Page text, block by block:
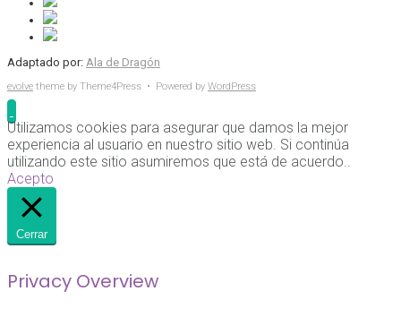
Adaptado por: Ala de Dragón
evolve theme by Theme4Press • Powered by WordPress
Utilizamos cookies para asegurar que damos la mejor
experiencia al usuario en nuestro sitio web. Si continúa
utilizando este sitio asumiremos que está de acuerdo..
Acepto
Cerrar
Privacy Overview